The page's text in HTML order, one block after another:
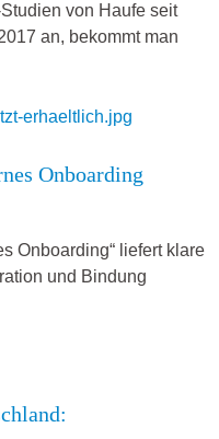
von Haufe seit
an, bekommt man
Onboarding
Onboarding“ liefert klare
und Bindung